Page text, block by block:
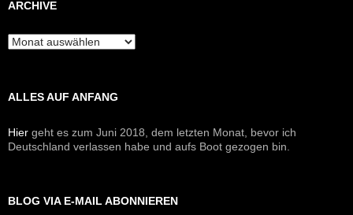
ARCHIVE
Archive
ALLES AUF ANFANG
Hier geht es zum Juni 2018, dem letzten Monat, bevor ich
Deutschland verlassen habe und aufs Boot gezogen bin.
BLOG VIA E-MAIL ABONNIEREN